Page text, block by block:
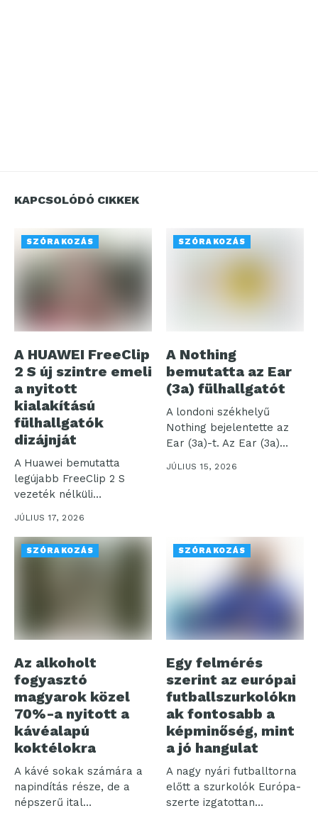
KAPCSOLÓDÓ CIKKEK
SZÓRAKOZÁS
A HUAWEI FreeClip
2 S új szintre emeli
a nyitott
kialakítású
fülhallgatók
dizájnját
A Huawei bemutatta
legújabb FreeClip 2 S
vezeték nélküli
fülhallgatóját, amely a...
JÚLIUS 17, 2026
SZÓRAKOZÁS
A Nothing
bemutatta az Ear
(3a) fülhallgatót
A londoni székhelyű
Nothing bejelentette az
Ear (3a)-t. Az Ear (3a)
azoknak...
JÚLIUS 15, 2026
SZÓRAKOZÁS
Az alkoholt
fogyasztó
magyarok közel
70%-a nyitott a
kávéalapú
koktélokra
A kávé sokak számára a
napindítás része, de a
népszerű ital
SZÓRAKOZÁS
Egy felmérés
szerint az európai
futballszurkolókn
ak fontosabb a
képminőség, mint
a jó hangulat
A nagy nyári futballtorna
előtt a szurkolók Európa-
szerte izgatottan